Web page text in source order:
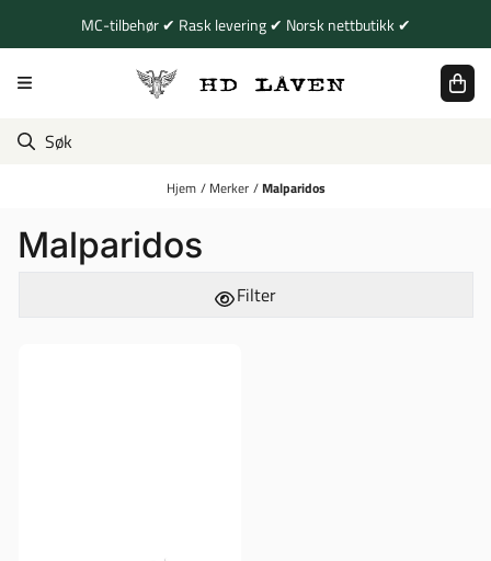
Hopp til innholdMC-tilbehør ✔ Rask levering ✔ Norsk nettbutikk ✔
Hjem / Merker /Malparidos
Malparidos
Filter